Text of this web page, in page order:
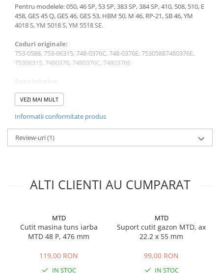
Echipamente de protectie pentru
gradina
Casti de protectie
Manusi de lucru
Ochelari de protectie
Electrice si Iluminat
Prize & Prelungitoare
Masini de taiat beton / asfalt
Masini de prelucrat fier-beton
Placi extra mari
Accesorii masini de taiat
Finisare si Prelucrare suprafete
Elicoptere pardoseala
Vibratoare beton
Pentru modelele: 050, 46 SP, 53 SP, 383 SP, 384 SP, 410, 508, 510, E
458, GES 45 Q, GES 46, GES 53, HBM 50, M 46, RP-21, SB 46, YM
4018 S, YM 5018 S, YM 5518 SE.
Coduri originale:
753-0588, 753-06315, 748-0376C, 748-0376E, 75305887480376E,
75306315, 7480376, 7480376C, 7480376E
Diametru arbore: 22.2 mm
Inaltime: 33.5 mm
Greutate: 280 g
VEZI MAI MULT
Informatii conformitate produs
Review-uri(1)
ALTI CLIENTI AU CUMPARAT
MTD
Cutit masina tuns iarba
MTD 48 P, 476 mm
119,00 RON
IN STOC
MTD
Suport cutit gazon MTD, ax
22.2 x 55 mm
99,00 RON
IN STOC